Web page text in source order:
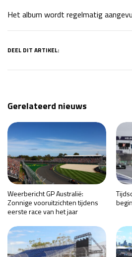
Race
Race
GP QATAR 2026
Race
Race
Het album wordt regelmatig
DEEL DIT ARTIKEL:
Gerelateerd nieuws
Weerbericht GP Australië:
Zonnige vooruitzichten tijdens
eerste race van het jaar